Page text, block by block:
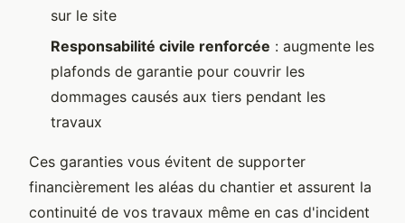
sur le site
Responsabilité civile renforcée : augmente les
plafonds de garantie pour couvrir les
dommages causés aux tiers pendant les
travaux
Ces garanties vous évitent de supporter
financièrement les aléas du chantier et assurent la
continuité de vos travaux même en cas d'incident